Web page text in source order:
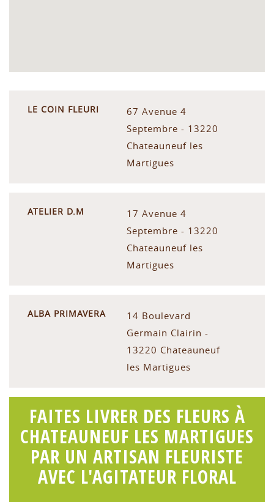
LE COIN FLEURI
67 Avenue 4
Septembre - 13220
Chateauneuf les
Martigues
ATELIER D.M
17 Avenue 4
Septembre - 13220
Chateauneuf les
Martigues
ALBA PRIMAVERA
14 Boulevard
Germain Clairin -
13220 Chateauneuf
les Martigues
FAITES LIVRER DES FLEURS À
CHATEAUNEUF LES MARTIGUES
PAR UN ARTISAN FLEURISTE
AVEC L'AGITATEUR FLORAL